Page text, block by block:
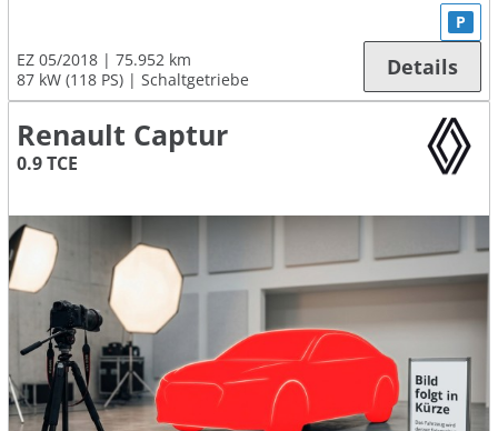
EZ 05/2018
75.952 km
87 kW (118 PS)
Schaltgetriebe
P
Details
Renault Captur
0.9 TCE